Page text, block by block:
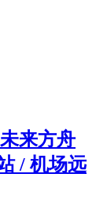
来方舟
/ 机场远